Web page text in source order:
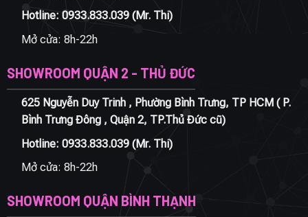
Hotline: 0933.833.039(Mr. Thi)
Mở cửa: 8h-22h
SHOWROOM QUẬN 2 - THỦ ĐỨC
625 Nguyễn Duy Trinh , Phường Bình Trưng, TP HCM ( P.
Bình Trưng Đông , Quận 2, TP.Thủ Đức cũ)
Hotline: 0933.833.039(Mr. Thi)
Mở cửa: 8h-22h
SHOWROOM QUẬN BÌNH THẠNH